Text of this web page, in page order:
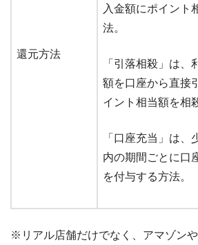
還元方法
入金額にポイント
法。
「引落相殺」は、
額を口座から直接
イント相当額を相
「口座充当」は、
内の期間ごとに口
を付与する方法。
※リアル店舗だけでなく、アマゾン